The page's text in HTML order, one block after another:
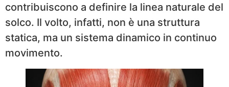
contribuiscono a definire la linea naturale del
solco. Il volto, infatti, non è una struttura
statica, ma un sistema dinamico in continuo
movimento.